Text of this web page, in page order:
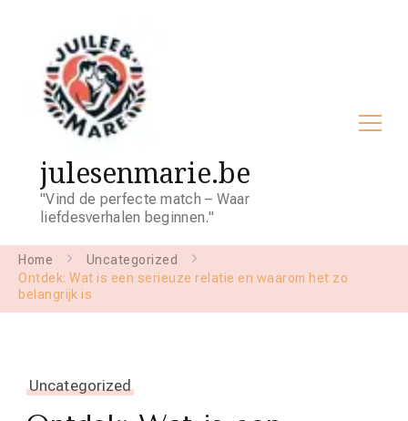
julesenmarie.be
"Vind de perfecte match – Waar
liefdesverhalen beginnen."
Home
Uncategorized
Ontdek: Wat is een serieuze relatie en waarom het zo
belangrijk is
Uncategorized